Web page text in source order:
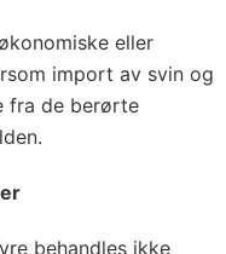
eller
import av svin og
fra de berørte
behandles ikke